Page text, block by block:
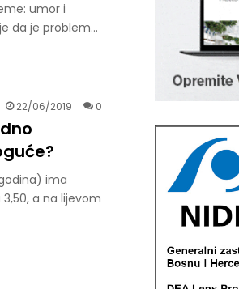
umor i
da je problem…
22/06/2019 0
ima
a na lijevom